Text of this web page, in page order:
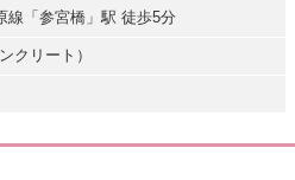
線「参宮橋」駅 徒歩5分
クリート）